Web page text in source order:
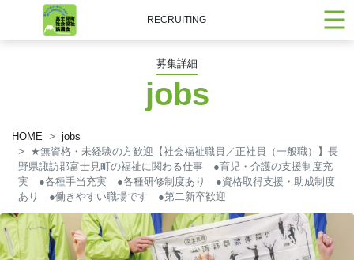
RECRUITING
募集詳細
jobs
HOME
jobs
★無資格・未経験の方歓迎【社会福祉職員／正社員（一般職）】長
野県諏訪郡富士見町の福祉に関わる仕事 ●育児・介護の支援制度充
実 ●各種手当充実 ●各種研修制度あり ●資格取得支援・助成制度
あり ●働きやすい職場です ●第二新卒歓迎